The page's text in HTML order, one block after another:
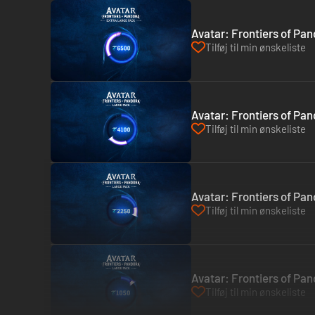
Avatar: Frontiers of
Tilføj til min ønskeliste
Avatar: Frontiers of
Tilføj til min ønskeliste
Avatar: Frontiers of
Tilføj til min ønskeliste
Avatar: Frontiers of
Tilføj til min ønskeliste